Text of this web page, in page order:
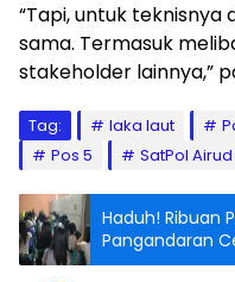
“Tapi, untuk
sama. Termasuk
stakeholder lainnya,”
Tag: laka laut
Pos 5
SatPol
Haduh! Ribuan
Pangandaran